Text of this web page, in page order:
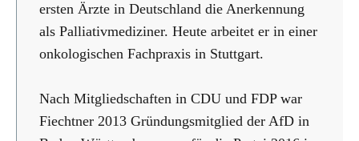
ersten Ärzte in Deutschland die Anerkennung
als Palliativmediziner. Heute arbeitet er in einer
onkologischen Fachpraxis in Stuttgart.
Nach Mitgliedschaften in CDU und FDP war
Fiechtner 2013 Gründungsmitglied der AfD in